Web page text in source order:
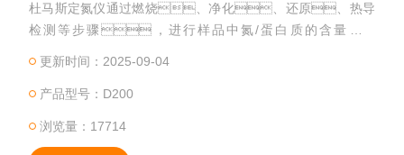
杜马斯定氮仪通过燃烧、净化、还原、热导
检测等步骤，进行样品中氮/蛋白质的含量的检
有毒有害物质，安全环保。
更新时间：2025-09-04
产品型号：D200
浏览量：17714